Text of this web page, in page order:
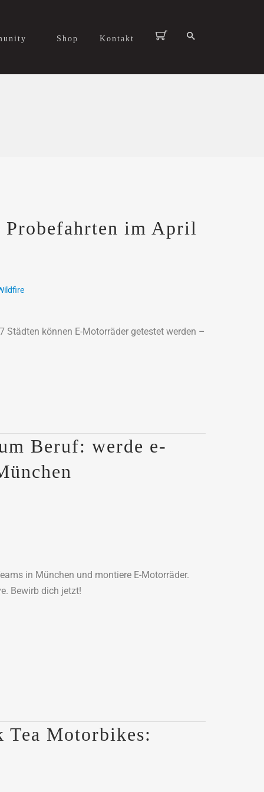
Shop Kontakt
im April
können E-Motorräder getestet werden –
Beruf: werde e-
in München und montiere E-Motorräder.
Bewirb dich jetzt!
Motorbikes: